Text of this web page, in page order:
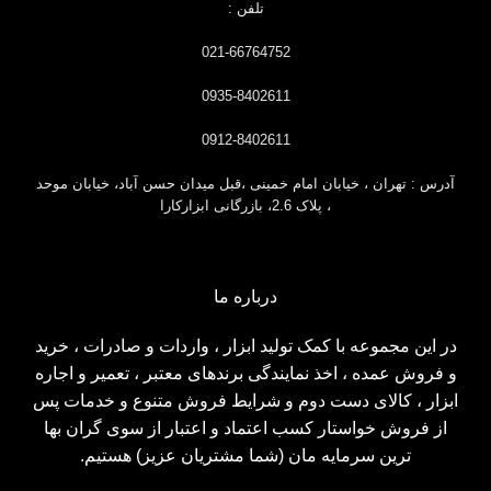
تلفن :
021-66764752
0935-8402611
0912-8402611
آدرس : تهران ، خیابان امام خمینی ،قبل میدان حسن آباد، خیابان موحد
، پلاک 2.6، بازرگانی ابزارکارا
درباره ما
در این مجموعه با کمک تولید ابزار ، واردات و صادرات ، خرید
و فروش عمده ، اخذ نمایندگی برندهای معتبر ، تعمیر و اجاره
ابزار ، کالای دست دوم و شرایط فروش متنوع و خدمات پس
از فروش خواستار کسب اعتماد و اعتبار از سوی گران بها
ترین سرمایه مان (شما مشتریان عزیز) هستیم.